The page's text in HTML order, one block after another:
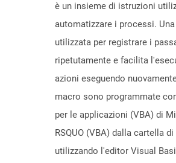
è un insieme di istruzioni
automatizzare i processi.
utilizzata per registrare i
ripetutamente e facilita
azioni eseguendo
macro sono programmate
per le applicazioni (VBA) di
RSQUO (VBA) dalla cartella
utilizzando l'editor Visual